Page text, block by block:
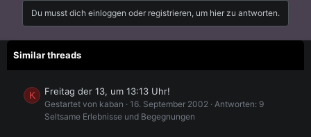
Du musst dich einloggen oder registrieren, um hier zu antworten.
Similar threads
K Freitag der 13, um 13:13 Uhr!
Gestartet von kaban 16. September 2002 Antworten: 9
Seltsame Erlebnisse und Begegnungen